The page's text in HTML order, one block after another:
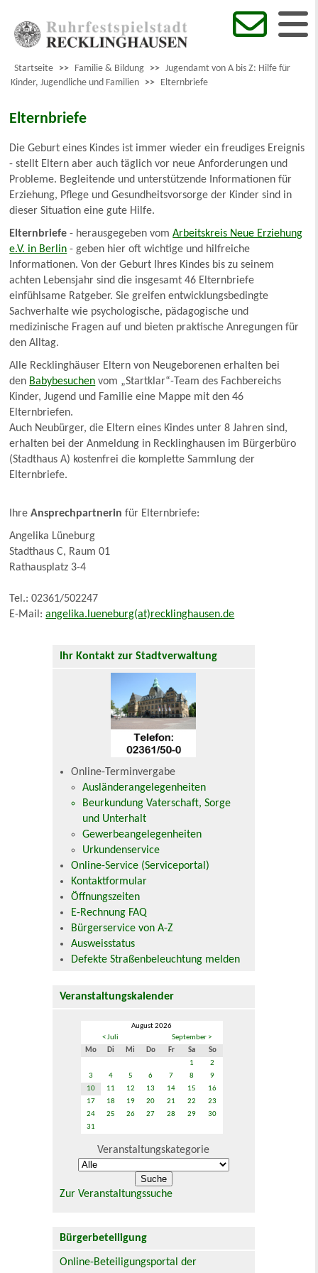
Startseite >> Familie & Bildung >> Jugendamt von A bis Z: Hilfe für
Kinder, Jugendliche und Familien >> Elternbriefe
Elternbriefe
Die Geburt eines Kindes ist immer wieder ein freudiges Ereignis
- stellt Eltern aber auch täglich vor neue Anforderungen und
Probleme. Begleitende und unterstützende Informationen für
Erziehung, Pflege und Gesundheitsvorsorge der Kinder sind in
dieser Situation eine gute Hilfe.
Elternbriefe- herausgegeben vomArbeitskreis Neue Erziehung
e.V. in Berlin - geben hier oft wichtige und hilfreiche
Informationen. Von der Geburt Ihres Kindes bis zu seinem
achten Lebensjahr sind die insgesamt 46 Elternbriefe
einfühlsame Ratgeber. Sie greifen entwicklungsbedingte
Sachverhalte wie psychologische, pädagogische und
medizinische Fragen auf und bieten praktische Anregungen für
den Alltag.
Alle Recklinghäuser Eltern von Neugeborenen erhalten bei
den Babybesuchen vom „Startklar“-Team des Fachbereichs
Kinder, Jugend und Familie eine Mappe mit den 46
Elternbriefen.
Auch Neubürger, die Eltern eines Kindes unter 8 Jahren sind,
erhalten bei der Anmeldung in Recklinghausen im Bürgerbüro
(Stadthaus A) kostenfrei die komplette Sammlung der
Elternbriefe.
IhreAnsprechpartnerin für Elternbriefe:
Angelika Lüneburg
Stadthaus C, Raum 01
Rathausplatz 3-4
Tel.: 02361/502247
E-Mail:angelika.lueneburg(at)recklinghausen.de
Ihr Kontakt zur Stadtverwaltung
Online-Terminvergabe
Ausländerangelegenheiten
Beurkundung Vaterschaft, Sorge
und Unterhalt
Gewerbeangelegenheiten
Urkundenservice
Online-Service (Serviceportal)
Kontaktformular
Öffnungszeiten
E-Rechnung FAQ
Bürgerservice von A-Z
Ausweisstatus
Defekte Straßenbeleuchtung melden
Veranstaltungskalender
August 2026
< Juli
September >
Mo
Di Mi Do Fr Sa
So
1
2
3
4 5 6 7 8
9
10
11 12 13 14 15
16
17
18 19 20 21 22
23
24
25 26 27 28 29
30
31
Veranstaltungskategorie
Zur Veranstaltungssuche
Bürgerbeteiligung
Online-Beteiligungsportal der